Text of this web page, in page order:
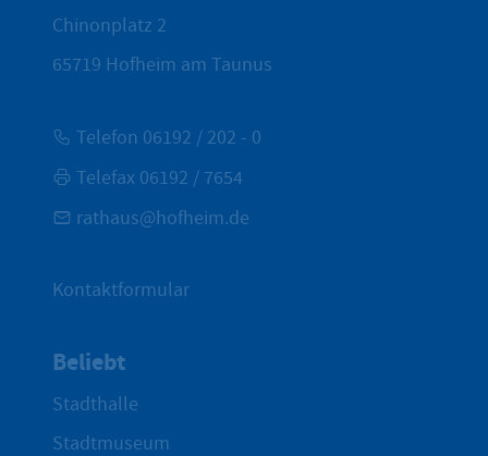
Chinonplatz 2
65719 Hofheim am Taunus
Telefon 06192 / 202 - 0
Telefax 06192 / 7654
rathaus@hofheim.de
Kontaktformular
Beliebt
Stadthalle
Stadtmuseum